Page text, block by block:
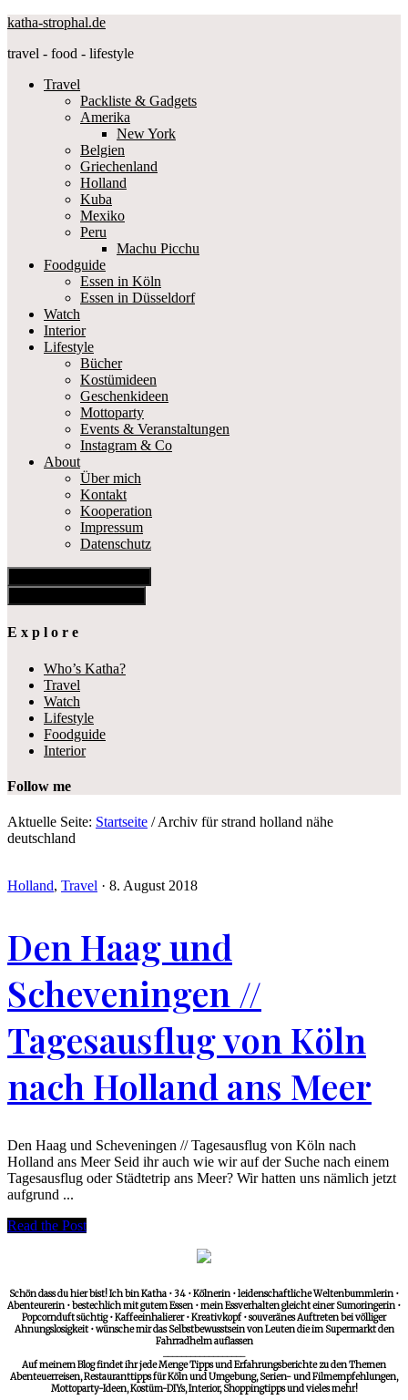
katha-strophal.de
travel - food - lifestyle
Travel
Packliste & Gadgets
Amerika
New York
Belgien
Griechenland
Holland
Kuba
Mexiko
Peru
Machu Picchu
Foodguide
Essen in Köln
Essen in Düsseldorf
Watch
Interior
Lifestyle
Bücher
Kostümideen
Geschenkideen
Mottoparty
Events & Veranstaltungen
Instagram & Co
About
Über mich
Kontakt
Kooperation
Impressum
Datenschutz
E x p l o r e
Who’s Katha?
Travel
Watch
Lifestyle
Foodguide
Interior
Follow me
Aktuelle Seite: Startseite /Archiv für strand holland nähe
deutschland
Holland, Travel · 8. August 2018
Den Haag und
Scheveningen //
Tagesausflug von Köln
nach Holland ans Meer
Den Haag und Scheveningen // Tagesausflug von Köln nach
Holland ans Meer Seid ihr auch wie wir auf der Suche nach einem
Tagesausflug oder Städtetrip ans Meer? Wir hatten uns nämlich jetzt
aufgrund ...
Read the Post
Schön dass du hier bist! Ich bin Katha • 34 • Kölnerin • leidenschaftliche Weltenbummlerin •
Abenteurerin • bestechlich mit gutem Essen • mein Essverhalten gleicht einer Sumoringerin •
Popcornduft süchtig • Kaffeeinhalierer • Kreativkopf • souveränes Auftreten bei völliger
Ahnungslosigkeit • wünsche mir das Selbstbewusstsein von Leuten die im Supermarkt den
Fahrradhelm auflassen
__________________
Auf meinem Blog findet ihr jede Menge Tipps und Erfahrungsberichte zu den Themen
Abenteuerreisen, Restauranttipps für Köln und Umgebung, Serien- und Filmempfehlungen,
Mottoparty-Ideen, Kostüm-DIYs, Interior, Shoppingtipps und vieles mehr!